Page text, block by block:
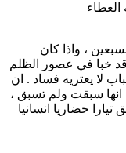
، واذا كان
قد خبا في عصور الظلم
لا يعتريه فساد . ان
انها سبقت ولم تسبق ،
حضاريا انسانيا